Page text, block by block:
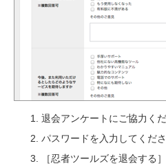
退会アンケートにご協力く
パスワードを入力してくだ
［忍者ツールズを退会する